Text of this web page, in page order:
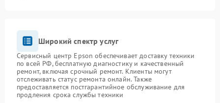
Широкий спектр услуг
Сервисный центр Epson обеспечивает доставку техники
по всей РФ, бесплатную диагностику и качественный
ремонт, включая срочный ремонт. Клиенты могут
отслеживать статус ремонта онлайн. Также
предоставляется постгарантийное обслуживание для
продления срока службы техники